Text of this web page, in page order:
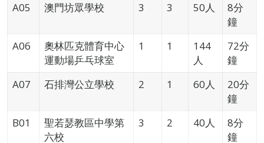
A05
澳門坊眾學校 3 3 50人
8分
鐘
A06
奧林匹克體育中心
運動場乒乓球室
1 1
144
人
72分
鐘
A07
石排灣公立學校 2 1 60人
20分
鐘
B01
聖若瑟教區中學第
六校
3 2 40人
8分
鐘